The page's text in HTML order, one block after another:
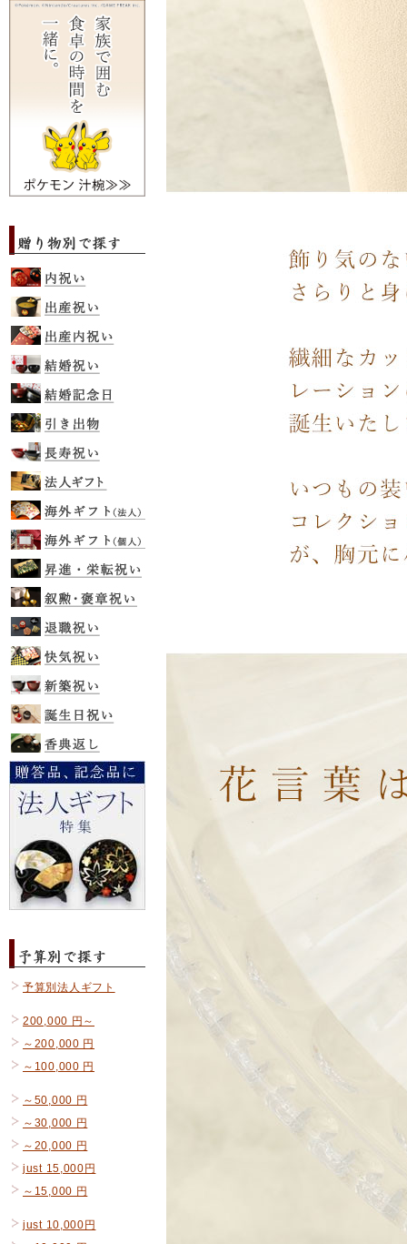
予算別法人ギフト
200,000 円～
～200,000 円
～100,000 円
～50,000 円
～30,000 円
～20,000 円
just 15,000円
～15,000 円
just 10,000円